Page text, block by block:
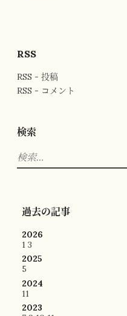
RSS
RSS - 投稿
RSS - コメント
検索
検
索:
過去の記事
2026
1 3
2025
5
2024
11
2023